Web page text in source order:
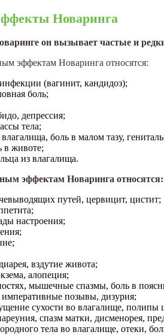
Новаринга
он вызывает частые и
эффектам Новаринга относятся:
(вагинит, кандидоз);
боль;
депрессия;
тела;
боль в малом тазу,
в животе;
из влагалища.
эффектам Новаринга относятся:
путей, цервицит, цистит;
настроения;
вздутие живота;
алопеция;
мышечные спазмы, боль в
позывы, дизурия;
сухости во влагалище, полипы
спазм матки, дисменорея,
тела во влагалище, отеки,